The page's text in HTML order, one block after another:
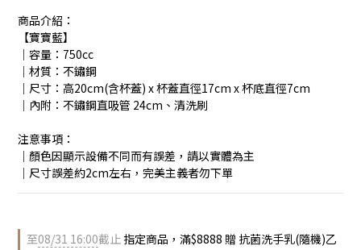
商品介紹：
【寶寶藍】
｜容量：750cc
｜材質：不鏽鋼
｜尺寸：高20cm(含杯蓋) x 杯蓋直徑17cm x 杯底直徑7cm
｜內附：不鏽鋼直吸管 24cm、清洗刷
注意事項：
｜顏色因顯示設備不同而有誤差，請以實體為主
｜尺寸誤差約2cm左右，完美主義者勿下單
至08/31 16:00截止 指定商品，滿$8888 贈 抗菌洗手乳(隨機)乙